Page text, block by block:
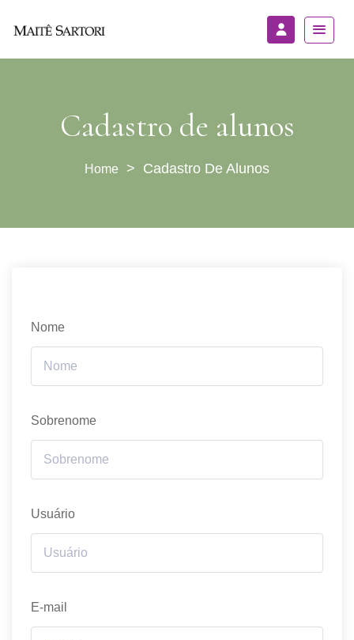
Cadastro de alunos
> Cadastro De Alunos
Nome
Sobrenome
Usuário
E-mail